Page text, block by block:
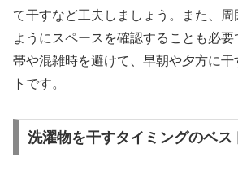
て干すなど工夫しましょう。また、
ようにスペースを確認することも必
帯や混雑時を避けて、早朝や夕方に
トです。
洗濯物を干すタイミングのベス